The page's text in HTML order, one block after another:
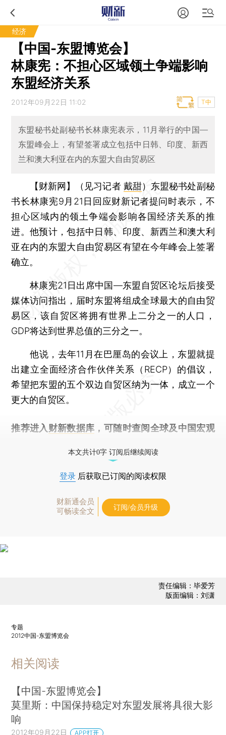
经济
【中国-东盟博览会】
林康宪：不担心区域领土争端影响
东盟经济关系
2012年09月22日 11:02 T中
东盟秘书处副秘书长林康宪表示，11月举行的中国—
东盟峰会上，有望签署成立包括中日韩、印度、新西
兰和澳大利亚在内的东盟大自由贸易区
【财新网】（见习记者 戴甜） 东盟秘书处副秘
书长林康宪9月21日回应财新记者提问时表示，不
担心区域内的领土争端会影响各国经济关系的推
进。他预计，包括中日韩、印度、新西兰和澳大利
亚在内的东盟大自由贸易区有望在今年峰会上签署
确立。
林康宪21日出席中国—东盟自贸区论坛后接受
媒体访问指出，届时东盟将组成全球最大的自由贸
易区，该自贸区将拥有世界上二分之一的人口，
GDP将达到世界总值的三分之一。
他说，去年11月在巴厘岛的会议上，东盟就提
出建立全面经济合作伙伴关系（RECP）的倡议，
希望把东盟的五个双边自贸区纳为一体，成立一个
更大的自贸区。
推荐进入 财新数据库 ，可随时查阅全球及中国宏观
本文共计0字 订阅后继续阅读
登录 后获取已订阅的阅读权限
财新通会员
可畅读全文
订阅/会员升级
责任编辑：毕爱芳
版面编辑：刘潇
专题
2012中国-东盟博览会
相关阅读
【中国-东盟博览会】
莫里斯：中国保持稳定对东盟发展将具很大影
响
2012年09月22日 APP打开